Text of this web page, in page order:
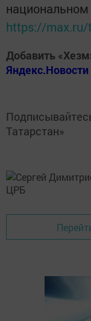
https://max.ru/
Добавить
Яндекс.Новости
Татарстан»